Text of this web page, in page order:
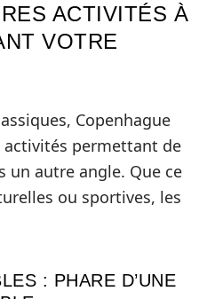
ACTIVITÉS À
VOTRE
Copenhague
permettant de
un autre angle. Que ce
ou sportives, les
: PHARE D’UNE